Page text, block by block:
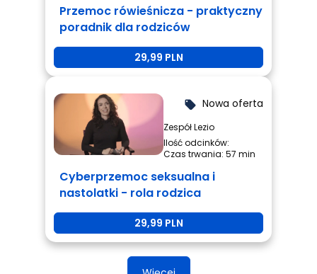
Przemoc rówieśnicza - praktyczny
poradnik dla rodziców
29,99 PLN
local_offer Nowa oferta
Zespół Lezio
Ilość odcinków:
Czas trwania: 57 min
Cyberprzemoc seksualna i
nastolatki - rola rodzica
29,99 PLN